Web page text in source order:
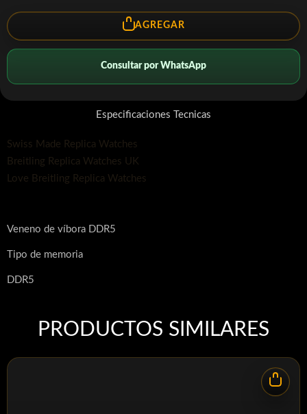
AGREGAR
Consultar por WhatsApp
Especificaciones Tecnicas
Swiss Made Replica Watches
Breitling Replica Watches UK
Love Breitling Replica Watches
Veneno de víbora DDR5
Tipo de memoria
DDR5
UDIMM
Configuración del módulo
PRODUCTOS SIMILARES